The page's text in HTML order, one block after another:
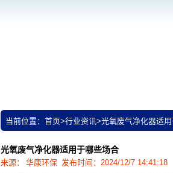
当前位置： 首页>行业资讯>光氧废气净化器适
光氧废气净化器适用于哪些场合
来源： 华康环保 发布时间：2024/12/7 14:41:18